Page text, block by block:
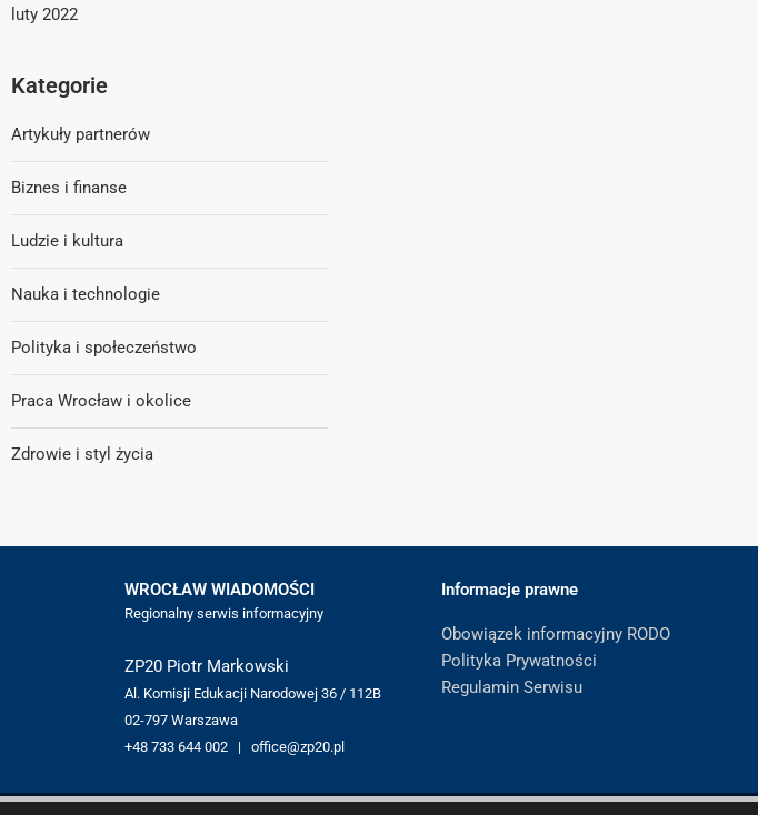
luty 2022
Kategorie
Artykuły partnerów
Biznes i finanse
Ludzie i kultura
Nauka i technologie
Polityka i społeczeństwo
Praca Wrocław i okolice
Zdrowie i styl życia
WROCŁAW WIADOMOŚCI
Regionalny serwis informacyjny
ZP20 Piotr Markowski
Al. Komisji Edukacji Narodowej 36 / 112B
02-797 Warszawa
+48 733 644 002 | office@zp20.pl
Informacje prawne
Obowiązek informacyjny RODO
Polityka Prywatności
Regulamin Serwisu